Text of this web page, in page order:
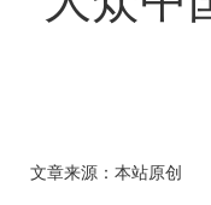
文章来源：本站原创